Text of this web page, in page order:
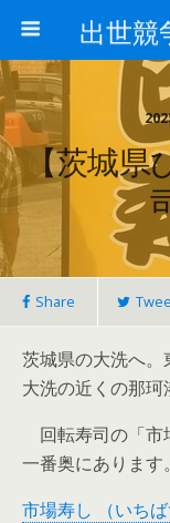
【茨城県
Share
茨城県の大洗へ。
大洗の近くの那珂
回転寿司の「市
一番奥にあります。
市場寿し （いち